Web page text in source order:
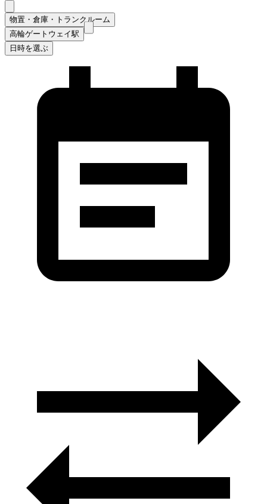
物置・倉庫・トランクルーム
高輪ゲートウェイ駅
日時を選ぶ